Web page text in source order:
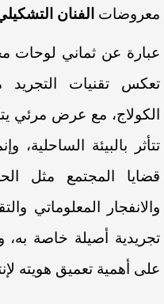
معروضات الفنان
عبارة عن ثماني لوحات
تعكس تقنيات التجريد
الكولاج، مع عرض مرئي
تتأثر بالبيئة الساحلية،
قضايا المجتمع مثل
والانفجار المعلوماتي
تجريدية أصيلة خاصة
على أهمية تعميق هويته